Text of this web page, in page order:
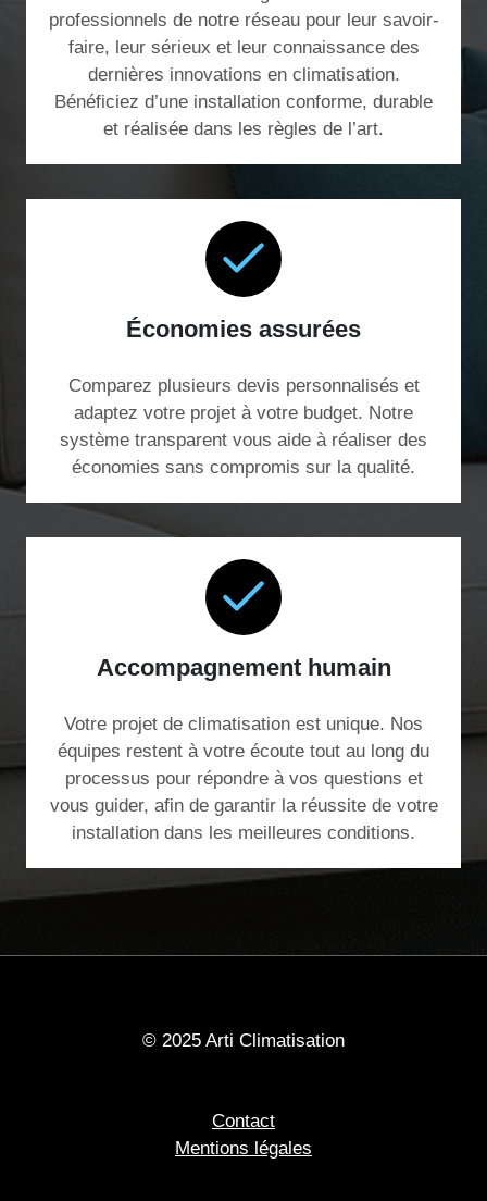
professionnels de notre réseau pour leur savoir-
faire, leur sérieux et leur connaissance des
dernières innovations en climatisation.
Bénéficiez d’une installation conforme, durable
et réalisée dans les règles de l’art.
Économies assurées
Comparez plusieurs devis personnalisés et
adaptez votre projet à votre budget. Notre
système transparent vous aide à réaliser des
économies sans compromis sur la qualité.
Accompagnement humain
Votre projet de climatisation est unique. Nos
équipes restent à votre écoute tout au long du
processus pour répondre à vos questions et
vous guider, afin de garantir la réussite de votre
installation dans les meilleures conditions.
© 2025 Arti Climatisation
Contact
Mentions légales